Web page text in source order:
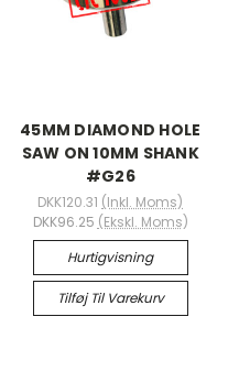
45MM DIAMOND HOLE
SAW ON 10MM SHANK
#G26
DKK120.31 (Inkl. Moms)
DKK96.25 (Ekskl. Moms)
Hurtigvisning
Tilføj Til Varekurv